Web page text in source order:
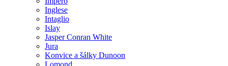
Inglese
Intaglio
Islay
Jasper Conran White
Jura
Konvice a šálky Dunoon
Lomond